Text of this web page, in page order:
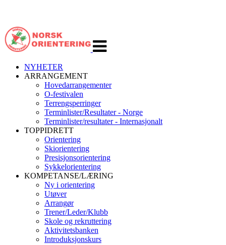
navigasjon
NYHETER
ARRANGEMENT
Hovedarrangementer
O-festivalen
Terrengsperringer
Terminlister/Resultater - Norge
Terminlister/resultater - Internasjonalt
TOPPIDRETT
Orientering
Skiorientering
Presisjonsorientering
Sykkelorientering
KOMPETANSE/LÆRING
Ny i orientering
Utøver
Arrangør
Trener/Leder/Klubb
Skole og rekruttering
Aktivitetsbanken
Introduksjonskurs